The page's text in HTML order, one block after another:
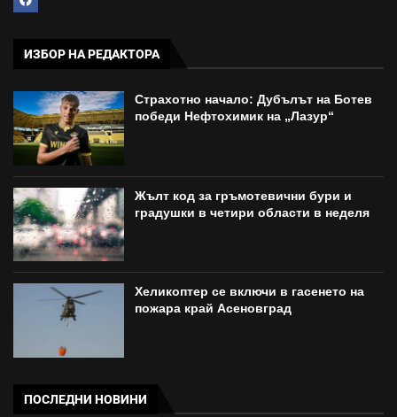
ИЗБОР НА РЕДАКТОРА
Страхотно начало: Дубълът на Ботев
победи Нефтохимик на „Лазур“
Жълт код за гръмотевични бури и
градушки в четири области в неделя
Хеликоптер се включи в гасенето на
пожара край Асеновград
ПОСЛЕДНИ НОВИНИ